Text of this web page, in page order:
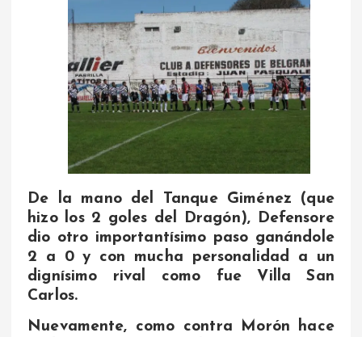
De la mano del Tanque Giménez (que
hizo los 2 goles del Dragón), Defensore
dio otro importantísimo paso ganándole
2 a 0 y con mucha personalidad a un
dignísimo rival como fue Villa San
Carlos.
Nuevamente, como contra Morón hace